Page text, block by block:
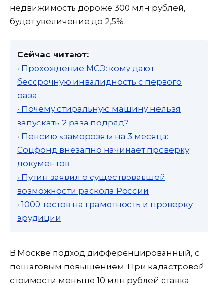
недвижимость дороже 300 млн рублей,
будет увеличение до 2,5%.
Сейчас читают:
• Прохождение МСЭ: кому дают
бессрочную инвалидность с первого
раза
• Почему стиральную машину нельзя
запускать 2 раза подряд?
• Пенсию «заморозят» на 3 месяца:
Соцфонд внезапно начинает проверку
документов
• Путин заявил о существовавшей
возможности раскола России
• 1000 тестов на грамотность и проверку
эрудиции
В Москве подход дифференцированный, с
пошаговым повышением. При кадастровой
стоимости меньше 10 млн рублей ставка